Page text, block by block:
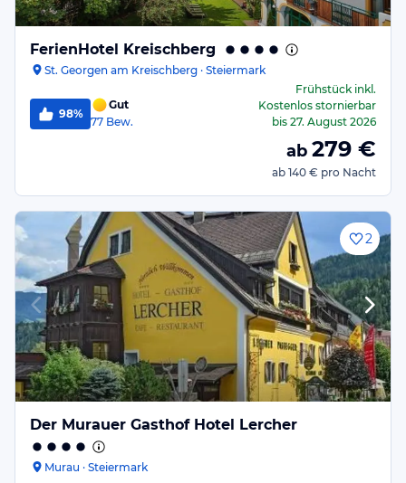
FerienHotel Kreischberg
St. Georgen am Kreischberg · Steiermark
98%
Gut
77 Bew.
Frühstückinkl.
Kostenlos stornierbar
bis 27. August 2026
ab 279 €
ab 140 € pro Nacht
2
Der Murauer Gasthof Hotel Lercher
Murau · Steiermark